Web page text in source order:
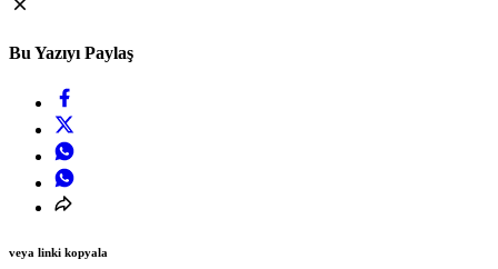
Bu Yazıyı Paylaş
veya linki kopyala